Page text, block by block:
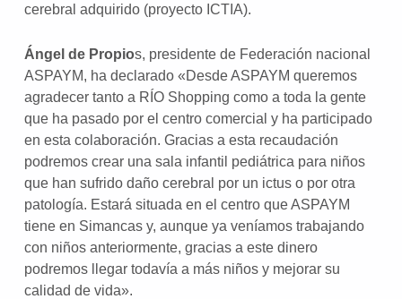
cerebral adquirido (proyecto ICTIA).
Ángel de Propios, presidente de Federación nacional
ASPAYM, ha declarado «Desde ASPAYM queremos
agradecer tanto a RÍO Shopping como a toda la gente
que ha pasado por el centro comercial y ha participado
en esta colaboración. Gracias a esta recaudación
podremos crear una sala infantil pediátrica para niños
que han sufrido daño cerebral por un ictus o por otra
patología. Estará situada en el centro que ASPAYM
tiene en Simancas y, aunque ya veníamos trabajando
con niños anteriormente, gracias a este dinero
podremos llegar todavía a más niños y mejorar su
calidad de vida».